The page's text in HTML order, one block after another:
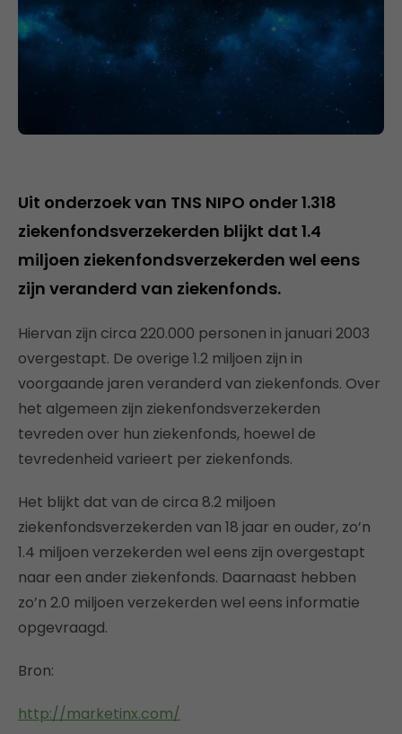
Uit onderzoek van TNS NIPO onder 1.318
ziekenfondsverzekerden blijkt dat 1.4
miljoen ziekenfondsverzekerden wel eens
zijn veranderd van ziekenfonds.
Hiervan zijn circa 220.000 personen in januari 2003
overgestapt. De overige 1.2 miljoen zijn in
voorgaande jaren veranderd van ziekenfonds. Over
het algemeen zijn ziekenfondsverzekerden
tevreden over hun ziekenfonds, hoewel de
tevredenheid varieert per ziekenfonds.
Het blijkt dat van de circa 8.2 miljoen
ziekenfondsverzekerden van 18 jaar en ouder, zo’n
1.4 miljoen verzekerden wel eens zijn overgestapt
naar een ander ziekenfonds. Daarnaast hebben
zo’n 2.0 miljoen verzekerden wel eens informatie
opgevraagd.
Bron:
http://marketinx.com/